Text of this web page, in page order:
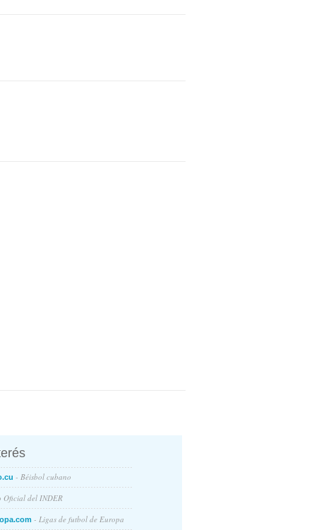
- Béisbol cubano
Oficial del INDER
- Ligas de futbol de Europa